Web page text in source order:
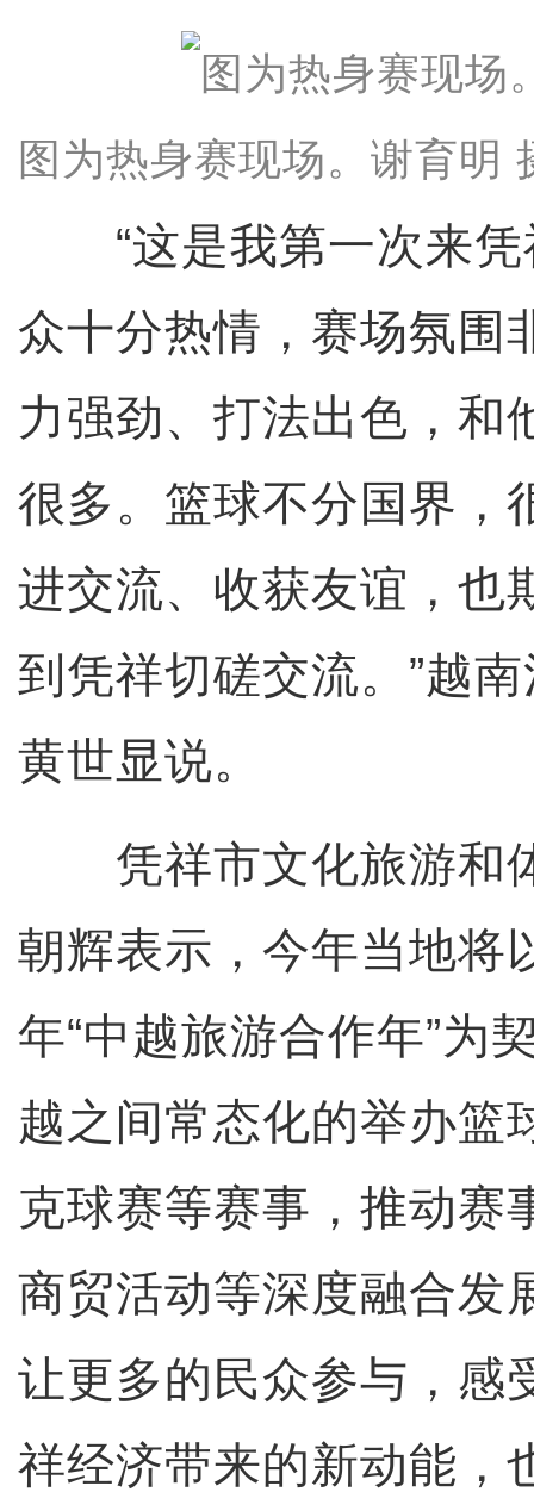
图为热身赛现场。谢育明
“这是我第一次来凭
众十分热情，赛场氛围
力强劲、打法出色，和
很多。篮球不分国界，
进交流、收获友谊，也
到凭祥切磋交流。”越
黄世显说。
凭祥市文化旅游和
朝辉表示，今年当地将
年“中越旅游合作年”为
越之间常态化的举办篮
克球赛等赛事，推动赛
商贸活动等深度融合发
让更多的民众参与，感
祥经济带来的新动能，